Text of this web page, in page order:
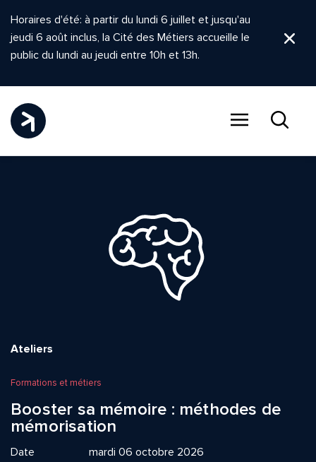
Horaires d'été: à partir du lundi 6 juillet et jusqu'au
jeudi 6 août inclus, la Cité des Métiers accueille le
public du lundi au jeudi entre 10h et 13h.
Ateliers
Formations et métiers
Booster sa mémoire : méthodes de
mémorisation
Date
mardi 06 octobre 2026